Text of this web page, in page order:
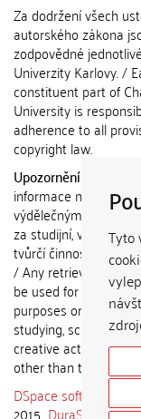
Tyto
Za dodržení všech
autorského zákona
zodpovědné
Univerzity Karlovy. /
constituent part of
University is
adherence to all
copyright law.
Upozornění / Notice:
informace nemohou
výdělečným účelům
za studijní, vědeckou
tvůrčí činnost jiné
/ Any retrieved
be used for any
purposes or claimed
studying, scientific or
creative activities of
other than the author.
DSpace software
2015 DuraSpace